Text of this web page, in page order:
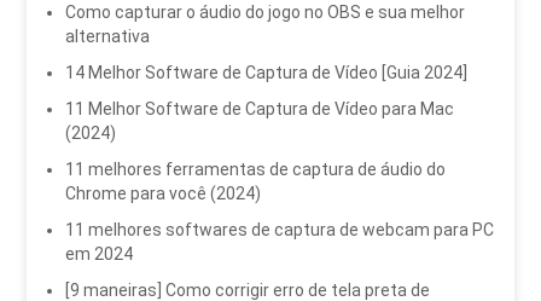
Como capturar o áudio do jogo no OBS e sua melhor
alternativa
14 Melhor Software de Captura de Vídeo [Guia 2024]
11 Melhor Software de Captura de Vídeo para Mac
(2024)
11 melhores ferramentas de captura de áudio do
Chrome para você (2024)
11 melhores softwares de captura de webcam para PC
em 2024
[9 maneiras] Como corrigir erro de tela preta de